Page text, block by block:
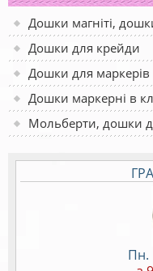
Дошки магніті,
Дошки для крейди
Дошки для маркерів
Дошки маркерні в
Мольберти, дошки
Пн.